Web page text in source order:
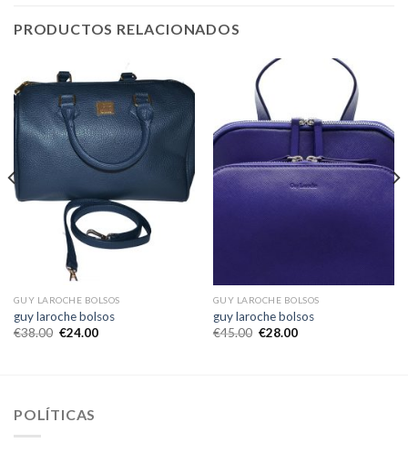
PRODUCTOS RELACIONADOS
GUY LAROCHE BOLSOS
guy laroche bolsos
€38.00 €24.00
GUY LAROCHE BOLSOS
guy laroche bolsos
€45.00 €28.00
POLÍTICAS